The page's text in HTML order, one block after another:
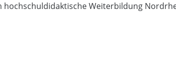
Weiterbildung